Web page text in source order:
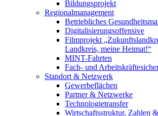
Bildungsprojekt
Regionalmanagement
Betriebliches
Digitalisierungsoffensive
Filmprojekt
Landkreis, meine Heimat!“
MINT-Fahrten
Fach- und
Standort & Netzwerk
Gewerbeflächen
Partner & Netzwerke
Technologietransfer
Wirtschaftsstruktur, Zahlen